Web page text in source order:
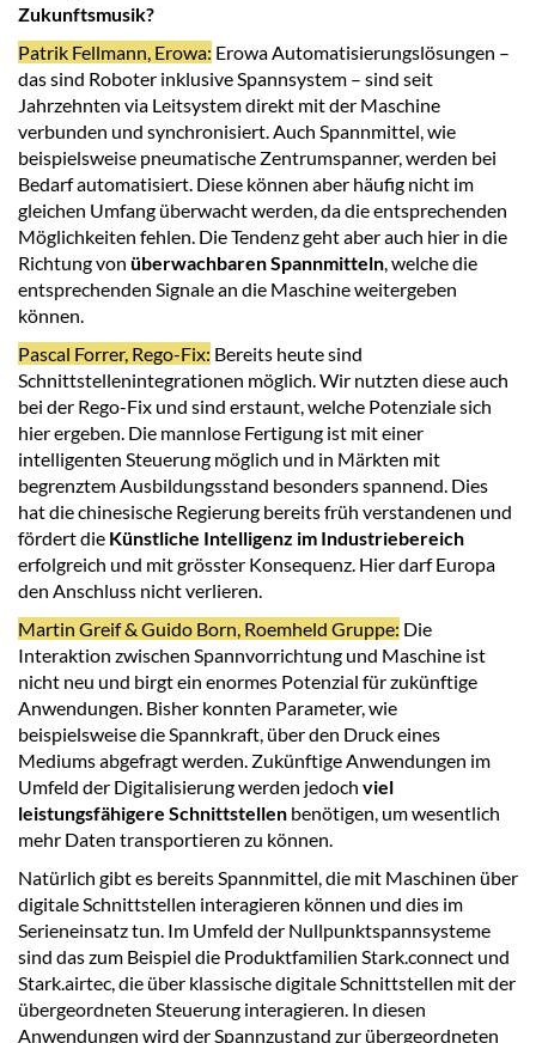
Zukunftsmusik?
Patrik Fellmann, Erowa: Erowa Automatisierungslösungen –
das sind Roboter inklusive Spannsystem – sind seit
Jahrzehnten via Leitsystem direkt mit der Maschine
verbunden und synchronisiert. Auch Spannmittel, wie
beispielsweise pneumatische Zentrumspanner, werden bei
Bedarf automatisiert. Diese können aber häufig nicht im
gleichen Umfang überwacht werden, da die entsprechenden
Möglichkeiten fehlen. Die Tendenz geht aber auch hier in die
Richtung von überwachbaren Spannmitteln , welche die
entsprechenden Signale an die Maschine weitergeben
können.
Pascal Forrer, Rego-Fix: Bereits heute sind
Schnittstellenintegrationen möglich. Wir nutzten diese auch
bei der Rego-Fix und sind erstaunt, welche Potenziale sich
hier ergeben. Die mannlose Fertigung ist mit einer
intelligenten Steuerung möglich und in Märkten mit
begrenztem Ausbildungsstand besonders spannend. Dies
hat die chinesische Regierung bereits früh verstandenen und
fördert die Künstliche Intelligenz im Industriebereich
erfolgreich und mit grösster Konsequenz. Hier darf Europa
den Anschluss nicht verlieren.
Martin Greif & Guido Born, Roemheld Gruppe: Die
Interaktion zwischen Spannvorrichtung und Maschine ist
nicht neu und birgt ein enormes Potenzial für zukünftige
Anwendungen. Bisher konnten Parameter, wie
beispielsweise die Spannkraft, über den Druck eines
Mediums abgefragt werden. Zukünftige Anwendungen im
Umfeld der Digitalisierung werden jedoch viel
leistungsfähigere Schnittstellen benötigen, um wesentlich
mehr Daten transportieren zu können.
Natürlich gibt es bereits Spannmittel, die mit Maschinen über
digitale Schnittstellen interagieren können und dies im
Serieneinsatz tun. Im Umfeld der Nullpunktspannsysteme
sind das zum Beispiel die Produktfamilien Stark.connect und
Stark.airtec, die über klassische digitale Schnittstellen mit der
übergeordneten Steuerung interagieren. In diesen
Anwendungen wird der Spannzustand zur übergeordneten